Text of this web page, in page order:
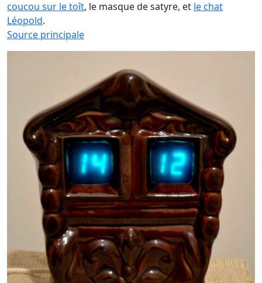
coucou sur le toît, le masque de satyre, et le chat
Léopold.
Source principale